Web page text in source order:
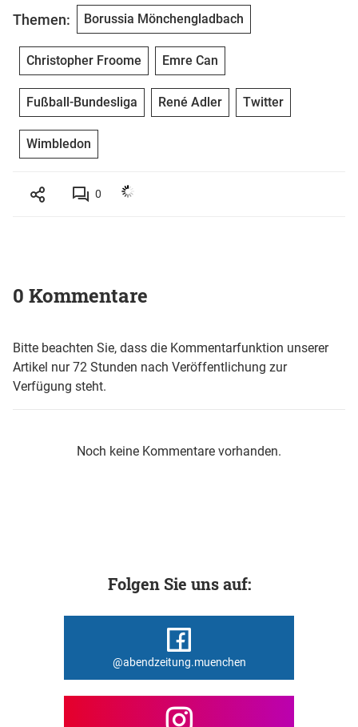
Themen: Borussia Mönchengladbach
Christopher Froome Emre Can
Fußball-Bundesliga René Adler Twitter
Wimbledon
0
0 Kommentare
Bitte beachten Sie, dass die Kommentarfunktion unserer
Artikel nur 72 Stunden nach Veröffentlichung zur
Verfügung steht.
Noch keine Kommentare vorhanden.
Folgen Sie uns auf:
@abendzeitung.muenchen